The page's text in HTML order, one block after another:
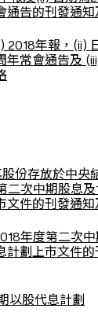
通告的刊發通
2018年報，(ii)
年常會通告及
份存放於中央
二次中期股息
文件的刊發通
年度第二次
計劃上市文件
以股代息計劃